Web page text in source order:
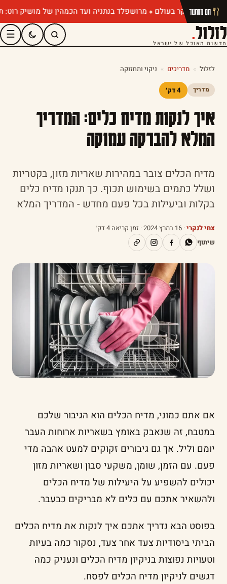
מרושפלד בנתניה ועד הכמהין של מושיק רוט: תפריטי חם מהתנור
לזלול.
חדשות האוכל של ישראל
☰
לזלול » מדריכים » ניקוי ותחזוקה
מדריך 4 דק׳
איך לנקות מדיח כלים: המדריך
המלא להברקה עמוקה
מדיח הכלים צובר במהירות שאריות מזון, בקטריות
ושלל כתמים בשימוש תכוף. כך תנקו מדיח כלים
בקלות וביעילות בכל פעם מחדש - המדריך המלא
צחי לנקרי· 16 במרץ 2024
· זמן קריאה 4 דק׳
שיתוף
אם אתם כמוני, מדיח הכלים הוא הגיבור שלכם
במטבח, זה שנאבק באומץ בשאריות ארוחות העבר
יומם וליל. אך גם גיבורים זקוקים למעט אהבה מדי
פעם. עם הזמן, שומן, משקעי סבון ושאריות מזון
יכולים להשפיע על היעילות של מדיח הכלים
ולהשאיר אתכם עם כלים לא מבריקים כבעבר.
בפוסט הבא נדריך אתכם איך לנקות את מדיח הכלים
הביתי ביסודיות צעד אחר צעד, נסקור כמה בעיות
וטעויות נפוצות בניקיון מדיח הכלים ונעניק כמה
דגשים לניקיון מדיח הכלים לפסח.